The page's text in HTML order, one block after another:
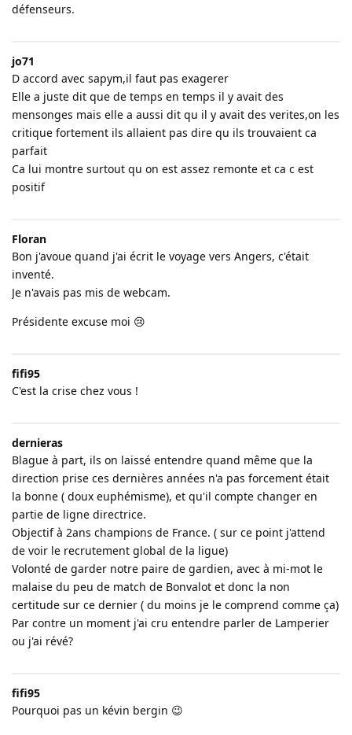
défenseurs.
jo71
D accord avec sapym,il faut pas exagerer
Elle a juste dit que de temps en temps il y avait des
mensonges mais elle a aussi dit qu il y avait des verites,on les
critique fortement ils allaient pas dire qu ils trouvaient ca
parfait
Ca lui montre surtout qu on est assez remonte et ca c est
positif
Floran
Bon j'avoue quand j'ai écrit le voyage vers Angers, c'était
inventé.
Je n'avais pas mis de webcam.
Présidente excuse moi 😢
fifi95
C'est la crise chez vous !
dernieras
Blague à part, ils on laissé entendre quand même que la
direction prise ces dernières années n'a pas forcement était
la bonne ( doux euphémisme), et qu'il compte changer en
partie de ligne directrice.
Objectif à 2ans champions de France. ( sur ce point j'attend
de voir le recrutement global de la ligue)
Volonté de garder notre paire de gardien, avec à mi-mot le
malaise du peu de match de Bonvalot et donc la non
certitude sur ce dernier ( du moins je le comprend comme ça)
Par contre un moment j'ai cru entendre parler de Lamperier
ou j'ai révé?
fifi95
Pourquoi pas un kévin bergin 😉